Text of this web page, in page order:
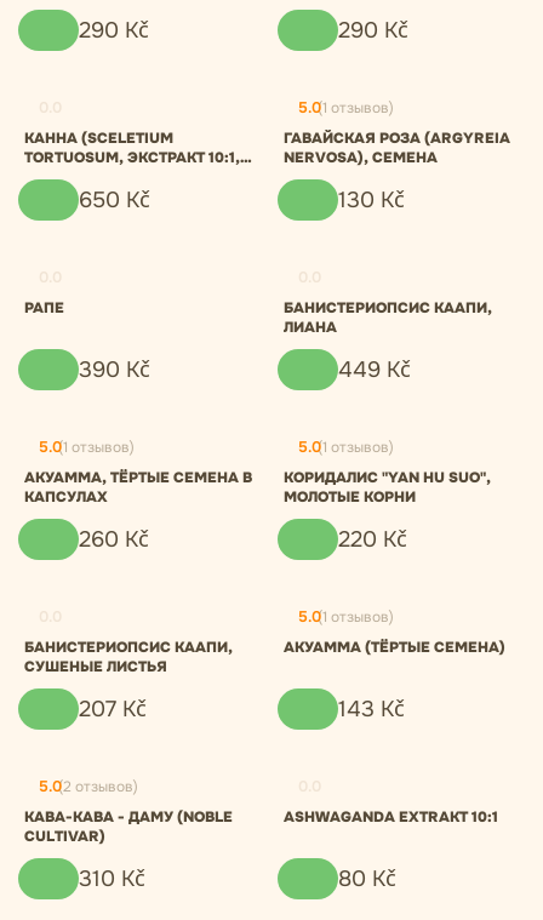
290 Kč 290 Kč
КАННА (SCELETIUM
TORTUOSUM, ЭКСТРАКТ 10:1,
ПОРОШОК
650 Kč
5.0(1 отзывов)
ГАВАЙСКАЯ РОЗА (ARGYREIA
NERVOSA), СЕМЕНА
130 Kč
РАПЕ
390 Kč
БАНИСТЕРИОПСИС КААПИ,
ЛИАНА
449 Kč
5.0(1 отзывов)
АКУАММА, ТЁРТЫЕ СЕМЕНА В
КАПСУЛАХ
260 Kč
5.0(1 отзывов)
КОРИДАЛИС "YAN HU SUO",
МОЛОТЫЕ КОРНИ
220 Kč
БАНИСТЕРИОПСИС КААПИ,
СУШЕНЫЕ ЛИСТЬЯ
207 Kč
5.0(1 отзывов)
АКУАММА (ТЁРТЫЕ СЕМЕНА)
143 Kč
5.0(2 отзывов)
КАВА-КАВА - ДАМУ (NOBLE
CULTIVAR)
310 Kč
ASHWAGANDA EXTRAKT 10:1
80 Kč